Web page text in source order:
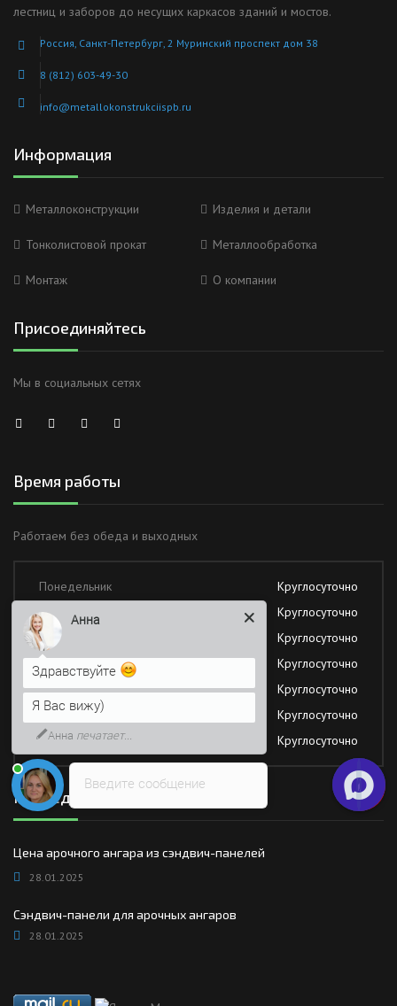
лестниц и заборов до несущих каркасов зданий и мостов.
Россия, Санкт-Петербург, 2 Муринский проспект дом 38
8 (812) 603-49-30
info@metallokonstrukciispb.ru
Информация
Металлоконструкции Изделия и детали
Тонколистовой прокат Металлообработка
Монтаж О компании
Присоединяйтесь
Мы в социальных сетях
Время работы
Работаем без обеда и выходных
Понедельник
Круглосуточно
Вторник
Круглосуточно
Среда
Круглосуточно
Четверг
Круглосуточно
Пятница
Круглосуточно
Суббота
Круглосуточно
Воскресение
Круглосуточно
Последние новости
Цена арочного ангара из сэндвич-панелей
28.01.2025
Сэндвич-панели для арочных ангаров
28.01.2025
Введите сообщение
Анна
Здравствуйте
Я Вас вижу)
Анна печатает...